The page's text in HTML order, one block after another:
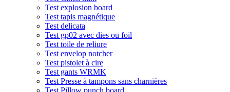
Test explosion board
Test tapis magnétique
Test delicata
Test gp02 avec dies ou foil
Test toile de reliure
Test envelop notcher
Test pistolet à cire
Test gants WRMK
Test Presse à tampons sans charnières
Test Pillow punch board